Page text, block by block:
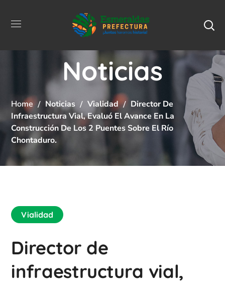
Noticias
Home Noticias Vialidad
Director De
Infraestructura Vial, Evaluó El Avance En La
Construcción De Los 2 Puentes Sobre El Río
Chontaduro.
Vialidad
Director de
infraestructura vial,